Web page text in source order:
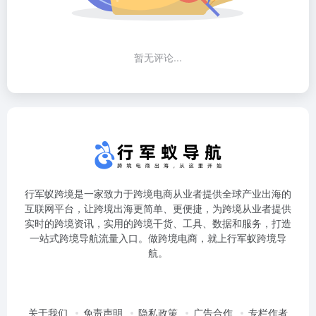
暂无评论...
行军蚁跨境是一家致力于跨境电商从业者提供全球产业出海的
互联网平台，让跨境出海更简单、更便捷，为跨境从业者提供
实时的跨境资讯，实用的跨境干货、工具、数据和服务，打造
一站式跨境导航流量入口。做跨境电商，就上行军蚁跨境导
航。
关于我们 免责声明 隐私政策 广告合作 专栏作者